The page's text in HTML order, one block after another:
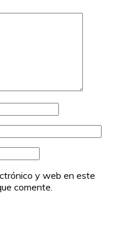
y web en este
comente.